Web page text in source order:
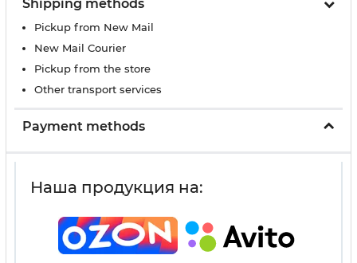
Shipping methods
Pickup from New Mail
New Mail Courier
Pickup from the store
Other transport services
Payment methods
Наша продукция на: